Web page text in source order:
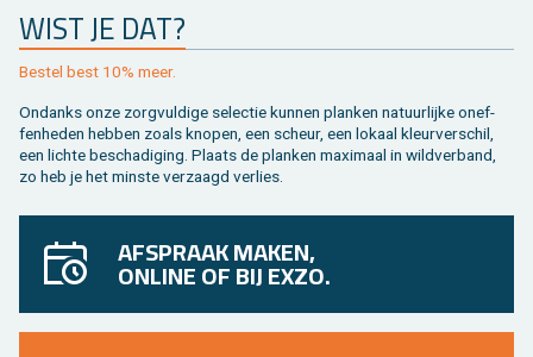
WIST JE DAT?
Be­stel best 10% meer.
On­danks onze zorg­vul­di­ge se­lec­tie kun­nen plan­ken na­tuur­lij­ke on­ef­
fen­he­den heb­ben zoals kno­pen, een scheur, een lo­kaal kleur­ver­schil,
een lich­te be­scha­di­ging. Plaats de plan­ken maxi­maal in wild­ver­band,
zo heb je het min­ste ver­zaagd ver­lies.
AFSPRAAK MAKEN,
ONLINE OF BIJ EXZO.